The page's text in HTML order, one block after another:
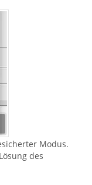
Modus.
des